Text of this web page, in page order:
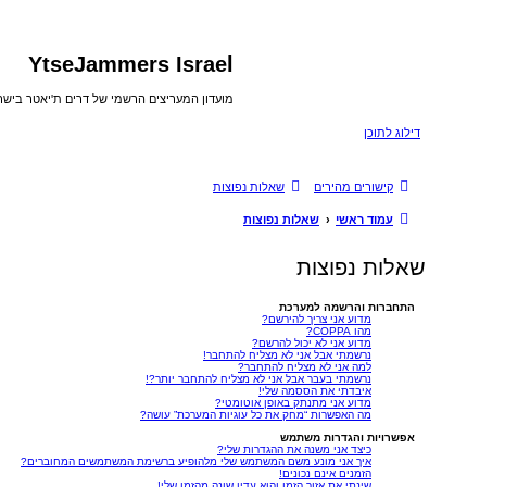
YtseJammers Israel
מועדון המעריצים הרשמי של דרים ת'יאטר
דילוג לתוכן
קישורים מהירים שאלות נפוצות
עמוד ראשי שאלות נפוצות
שאלות נפוצות
התחברות והרשמה למערכת
מדוע אני צריך להירשם?
מהו COPPA?
מדוע אני לא יכול להרשם?
נרשמתי אבל אני לא מצליח להתחבר!
למה אני לא מצליח להתחבר?
נרשמתי בעבר אבל אני לא מצליח להתחבר יותר?!
איבדתי את הססמה שלי!
מדוע אני מתנתק באופן אוטומטי?
מה האפשרות “מחק את כל עוגיות המערכת” עושה?
אפשרויות והגדרות משתמש
כיצד אני משנה את ההגדרות שלי?
איך אני מונע משם המשתמש שלי מלהופיע ברשימת המשתמשים המחוברים?
הזמנים אינם נכונים!